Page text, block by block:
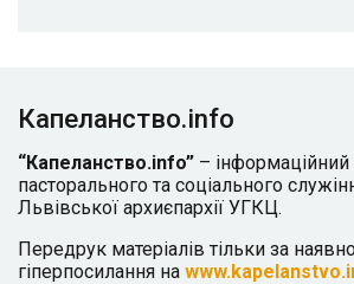
Капеланство.info
“Капеланство.info” – інформаційний
пасторального та соціального
Львівської архиєпархії УГКЦ.
Передрук матеріалів тільки за
гіперпосилання на